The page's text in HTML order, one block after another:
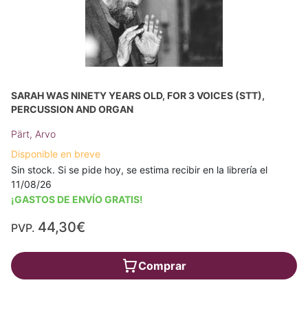
SARAH WAS NINETY YEARS OLD, FOR 3 VOICES (STT),
PERCUSSION AND ORGAN
Pärt, Arvo
Disponible en breve
Sin stock. Si se pide hoy, se estima recibir en la librería el
11/08/26
¡GASTOS DE ENVÍO GRATIS!
PVP. 44,30€
Comprar